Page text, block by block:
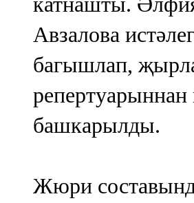
Авзалова
багышлап,
репертуарыннан
башкарылды.
Жюри